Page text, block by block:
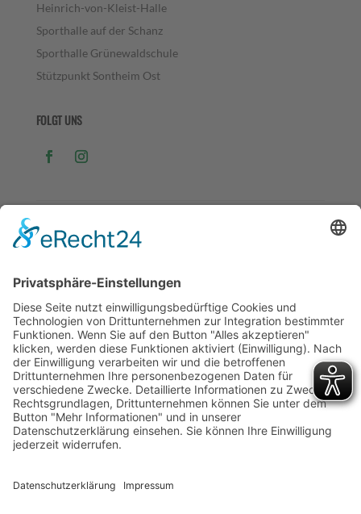
Heinrich-von-Kleist-Halle
Sporthalle auf der Schanz
Sporthalle Grünewaldschule
Stützpunkt Sontheim Ost
FOLGT UNS
Copyright © 2026Turngemeinde Böckingen 1890 e.V. -
Cookie-Einstellungen